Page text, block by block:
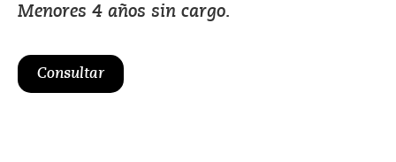
Menores 4 años sin cargo.
Consultar